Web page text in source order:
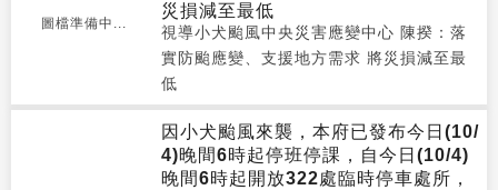
圖檔準備中...
災損減至最低
視導小犬颱風中央災害應變中心 陳揆：落
實防颱應變、支援地方需求 將災損減至最
低
因小犬颱風來襲，本府已發布今日(10/
4)晚間6時起停班停課，自今日(10/4)
晚間6時起開放322處臨時停車處所，